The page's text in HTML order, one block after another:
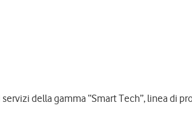
della gamma “Smart Tech”, linea di